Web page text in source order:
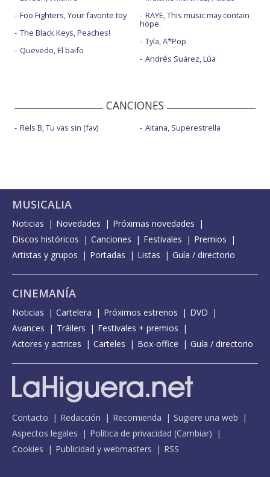
Foo Fighters, Your favorite toy
The Black Keys, Peaches!
Quevedo, El baifo
RAYE, This music may contain
hope.
Tyla, A*Pop
Andrés Suárez, Lúa
CANCIONES
Rels B, Tu vas sin (fav) Aitana, Superestrella
MUSICALIA
Noticias Novedades
Próximas novedades
Discos históricos
Canciones Festivales
Premios
Artistas y grupos
Portadas Listas Guía / directorio
CINEMANÍA
Noticias Cartelera Próximos estrenos
DVD
Avances
Tráilers
Festivales + premios
Actores y actrices
Carteles Box-office Guía / directorio
Contacto Redacción Recomienda
Sugiere una web
Aspectos legales
Política de privacidad (Cambiar)
Cookies
Publicidad y webmasters RSS